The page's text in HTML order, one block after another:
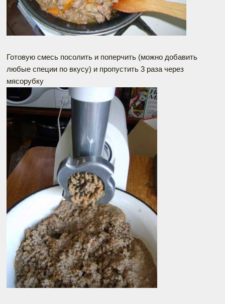
Готовую смесь посолить и поперчить (можно добавить
любые специи по вкусу) и пропустить 3 раза через
мясорубку